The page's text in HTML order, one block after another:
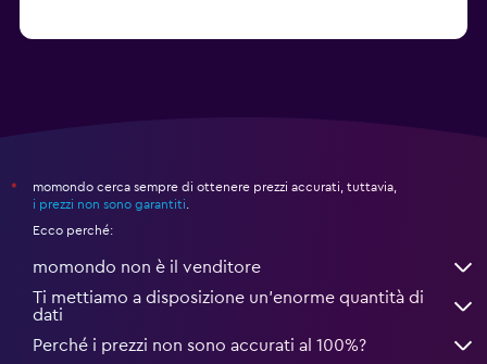
*
momondo cerca sempre di ottenere prezzi accurati, tuttavia,
i prezzi non sono garantiti
Ecco perché:
momondo non è il venditore
Ti mettiamo a disposizione un’enorme quantità di
dati
Perché i prezzi non sono accurati al 100%?